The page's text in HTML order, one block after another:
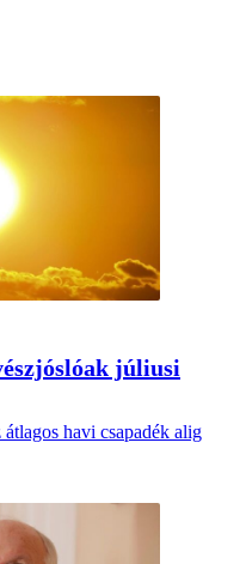
júliusi
havi csapadék alig